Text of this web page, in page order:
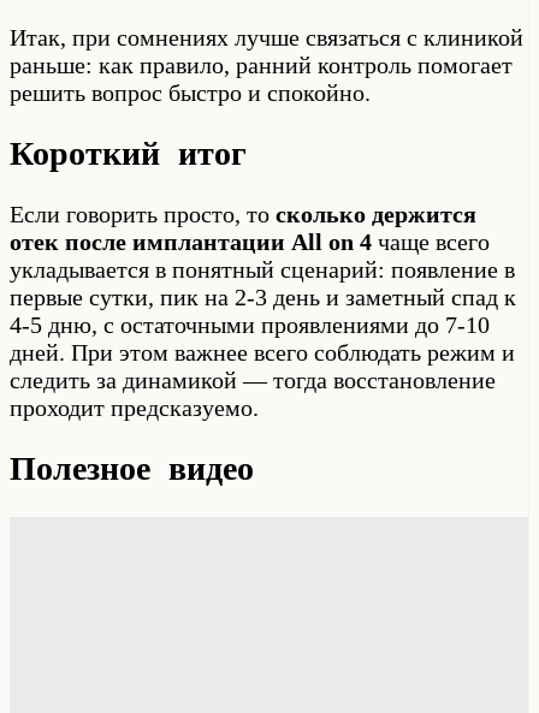
Итак, при сомнениях лучше связаться с клиникой
раньше: как правило, ранний контроль помогает
решить вопрос быстро и спокойно.
Короткий итог
Если говорить просто, то сколько держится
отек после имплантации All on 4 чаще всего
укладывается в понятный сценарий: появление в
первые сутки, пик на 2-3 день и заметный спад к
4-5 дню, с остаточными проявлениями до 7-10
дней. При этом важнее всего соблюдать режим и
следить за динамикой — тогда восстановление
проходит предсказуемо.
Полезное видео